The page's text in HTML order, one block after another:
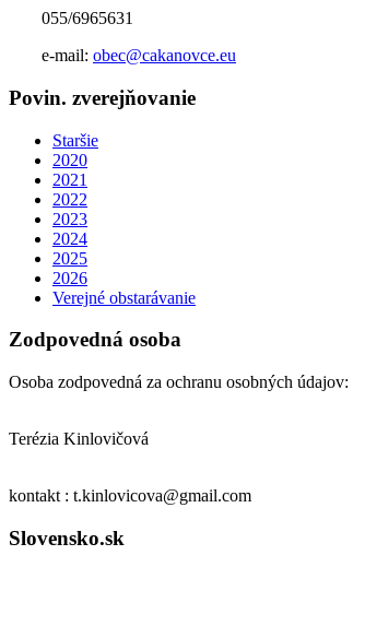
055/6965631
e-mail: obec@cakanovce.eu
Povin. zverejňovanie
Staršie
2020
2021
2022
2023
2024
2025
2026
Verejné obstarávanie
Zodpovedná osoba
Osoba zodpovedná za ochranu osobných údajov:
Terézia Kinlovičová
kontakt : t.kinlovicova@gmail.com
Slovensko.sk